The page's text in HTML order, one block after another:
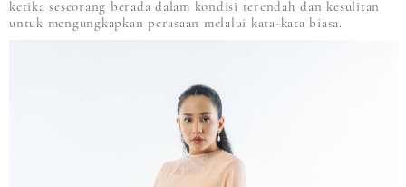
ketika seseorang berada dalam kondisi terendah dan kesulitan
untuk mengungkapkan perasaan melalui kata-kata biasa.